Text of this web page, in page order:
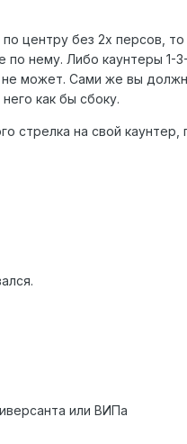
центру без 2х персов,
нему. Либо каунтеры 1-
может. Сами же вы
как бы сбоку.
стрелка на свой
или ВИПа